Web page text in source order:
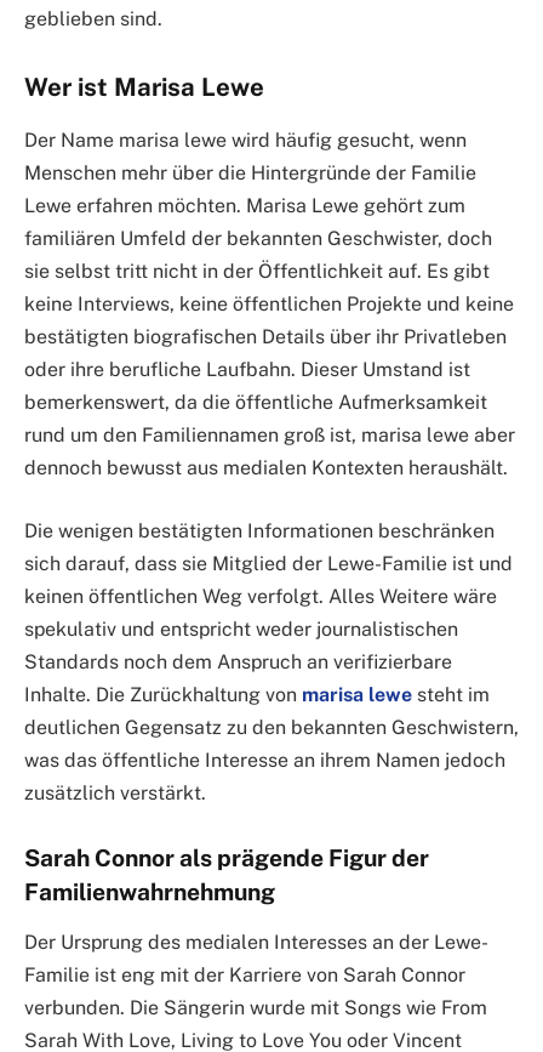
geblieben sind.
Wer ist Marisa Lewe
Der Name marisa lewe wird häufig gesucht, wenn
Menschen mehr über die Hintergründe der Familie
Lewe erfahren möchten. Marisa Lewe gehört zum
familiären Umfeld der bekannten Geschwister, doch
sie selbst tritt nicht in der Öffentlichkeit auf. Es gibt
keine Interviews, keine öffentlichen Projekte und keine
bestätigten biografischen Details über ihr Privatleben
oder ihre berufliche Laufbahn. Dieser Umstand ist
bemerkenswert, da die öffentliche Aufmerksamkeit
rund um den Familiennamen groß ist, marisa lewe aber
dennoch bewusst aus medialen Kontexten heraushält.
Die wenigen bestätigten Informationen beschränken
sich darauf, dass sie Mitglied der Lewe-Familie ist und
keinen öffentlichen Weg verfolgt. Alles Weitere wäre
spekulativ und entspricht weder journalistischen
Standards noch dem Anspruch an verifizierbare
Inhalte. Die Zurückhaltung von marisa lewe steht im
deutlichen Gegensatz zu den bekannten Geschwistern,
was das öffentliche Interesse an ihrem Namen jedoch
zusätzlich verstärkt.
Sarah Connor als prägende Figur der
Familienwahrnehmung
Der Ursprung des medialen Interesses an der Lewe-
Familie ist eng mit der Karriere von Sarah Connor
verbunden. Die Sängerin wurde mit Songs wie From
Sarah With Love, Living to Love You oder Vincent